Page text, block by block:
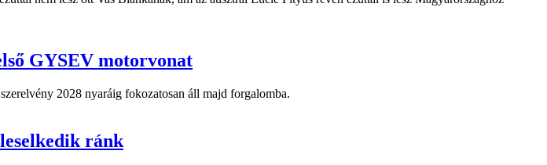
GYSEV motorvonat
2028 nyaráig fokozatosan áll majd forgalomba.
ránk